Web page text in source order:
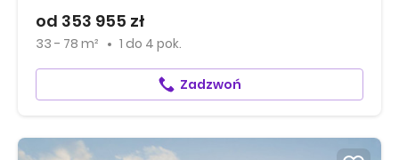
od 353 955 zł
33 - 78 m² 1 do 4 pok.
Zadzwoń